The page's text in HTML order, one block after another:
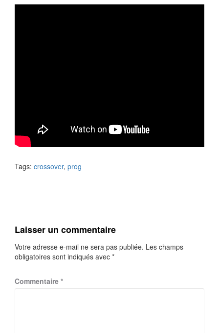
Tags: crossover, prog
Laisser un commentaire
Votre adresse e-mail ne sera pas publiée. Les champs
obligatoires sont indiqués avec *
Commentaire *